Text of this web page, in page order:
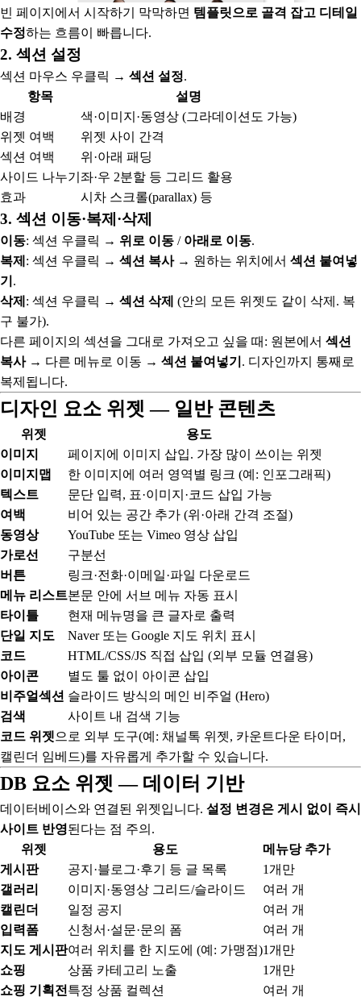
빈 페이지에서 시작하기 막막하면 템플릿으로 골격 잡고 디테일
수정하는 흐름이 빠릅니다.
2. 섹션 설정
섹션 마우스 우클릭 → 섹션 설정.
항목
설명
배경
색·이미지·동영상 (그라데이션도 가능)
위젯 여백
위젯 사이 간격
섹션 여백
위·아래 패딩
사이드 나누기 좌·우 2분할 등 그리드 활용
효과
시차 스크롤(parallax) 등
3. 섹션 이동·복제·삭제
이동: 섹션 우클릭 → 위로 이동 / 아래로 이동.
복제 : 섹션 우클릭 → 섹션 복사→ 원하는 위치에서 섹션 붙여넣
기 .
삭제 : 섹션 우클릭 → 섹션 삭제 (안의 모든 위젯도 같이 삭제. 복
구 불가).
다른 페이지의 섹션을 그대로 가져오고 싶을 때: 원본에서 섹션
복사→ 다른 메뉴로 이동 → 섹션 붙여넣기 . 디자인까지 통째로
복제됩니다.
디자인 요소 위젯 — 일반 콘텐츠
위젯
용도
이미지
페이지에 이미지 삽입. 가장 많이 쓰이는 위젯
이미지맵
한 이미지에 여러 영역별 링크 (예: 인포그래픽)
텍스트
문단 입력, 표·이미지·코드 삽입 가능
여백
비어 있는 공간 추가 (위·아래 간격 조절)
동영상
YouTube 또는 Vimeo 영상 삽입
가로선
구분선
버튼
링크·전화·이메일·파일 다운로드
메뉴 리스트본문 안에 서브 메뉴 자동 표시
타이틀
현재 메뉴명을 큰 글자로 출력
단일 지도
Naver 또는 Google 지도 위치 표시
코드
HTML/CSS/JS 직접 삽입 (외부 모듈 연결용)
아이콘
별도 툴 없이 아이콘 삽입
비주얼섹션 슬라이드 방식의 메인 비주얼 (Hero)
검색
사이트 내 검색 기능
코드 위젯으로 외부 도구(예: 채널톡 위젯, 카운트다운 타이머,
캘린더 임베드)를 자유롭게 추가할 수 있습니다.
DB 요소 위젯 — 데이터 기반
데이터베이스와 연결된 위젯입니다. 설정 변경은 게시 없이 즉시
사이트 반영된다는 점 주의.
위젯
용도
메뉴당 추가
게시판
공지·블로그·후기 등 글 목록
1개만
갤러리
이미지·동영상 그리드/슬라이드
여러 개
캘린더
일정 공지
여러 개
입력폼
신청서·설문·문의 폼
여러 개
지도 게시판여러 위치를 한 지도에 (예: 가맹점)1개만
쇼핑
상품 카테고리 노출
1개만
쇼핑 기획전 특정 상품 컬렉션
여러 개